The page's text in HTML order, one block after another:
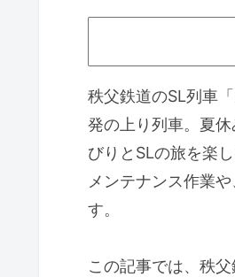
秩父鉄道のSL列車
発の上り列車。夏
びりとSLの旅を楽
メンテナンス作業
す。
この記事では、秩